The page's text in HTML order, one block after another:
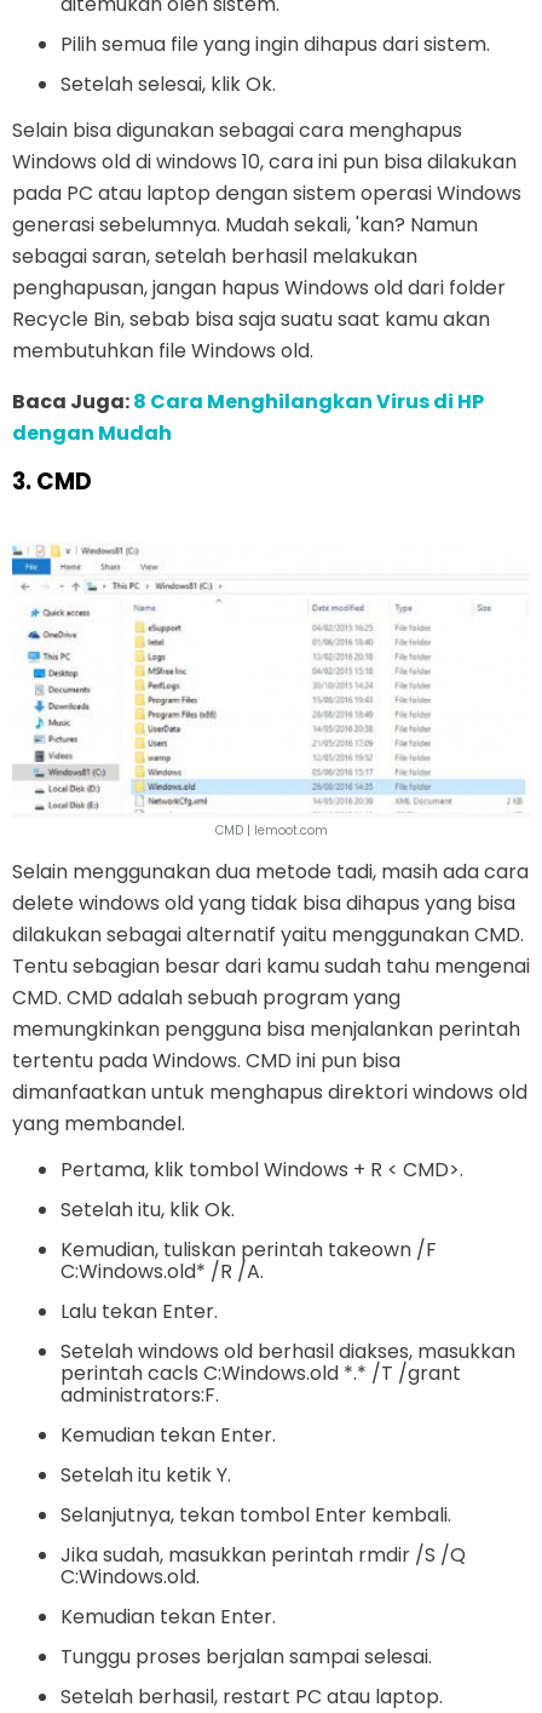
Pilih semua file yang ingin dihapus dari sistem.
Setelah selesai, klik Ok.
Selain bisa digunakan sebagai cara menghapus
Windows old di windows 10, cara ini pun bisa dilakukan
pada PC atau laptop dengan sistem operasi Windows
generasi sebelumnya. Mudah sekali, 'kan? Namun
sebagai saran, setelah berhasil melakukan
penghapusan, jangan hapus Windows old dari folder
Recycle Bin, sebab bisa saja suatu saat kamu akan
membutuhkan file Windows old.
Baca Juga:8 Cara Menghilangkan Virus di HP
dengan Mudah
3. CMD
CMD | lemoot.com
Selain menggunakan dua metode tadi, masih ada cara
delete windows old yang tidak bisa dihapus yang bisa
dilakukan sebagai alternatif yaitu menggunakan CMD.
Tentu sebagian besar dari kamu sudah tahu mengenai
CMD. CMD adalah sebuah program yang
memungkinkan pengguna bisa menjalankan perintah
tertentu pada Windows. CMD ini pun bisa
dimanfaatkan untuk menghapus direktori windows old
yang membandel.
Pertama, klik tombol Windows + R < CMD>.
Setelah itu, klik Ok.
Kemudian, tuliskan perintah takeown /F
C:Windows.old* /R /A.
Lalu tekan Enter.
Setelah windows old berhasil diakses, masukkan
perintah cacls C:Windows.old *.* /T /grant
administrators:F.
Kemudian tekan Enter.
Setelah itu ketik Y.
Selanjutnya, tekan tombol Enter kembali.
Jika sudah, masukkan perintah rmdir /S /Q
C:Windows.old.
Kemudian tekan Enter.
Tunggu proses berjalan sampai selesai.
Setelah berhasil, restart PC atau laptop.